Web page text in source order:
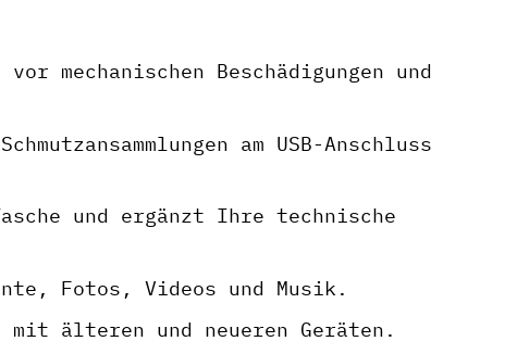
mechanischen Beschädigungen und
am USB-Anschluss
und ergänzt Ihre technische
Fotos, Videos und Musik.
älteren und neueren Geräten.